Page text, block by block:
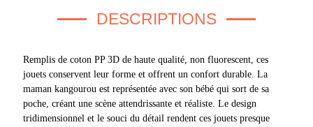
DESCRIPTIONS
Remplis de coton PP 3D de haute qualité, non fluorescent, ces
jouets conservent leur forme et offrent un confort durable. La
maman kangourou est représentée avec son bébé qui sort de sa
poche, créant une scène attendrissante et réaliste. Le design
tridimensionnel et le souci du détail rendent ces jouets presque